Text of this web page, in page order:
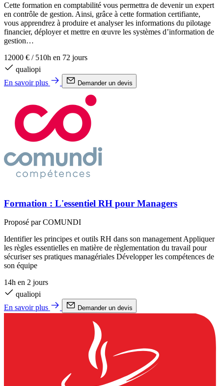
Cette formation en comptabilité vous permettra de devenir un expert
en contrôle de gestion. Ainsi, grâce à cette formation certifiante,
vous apprendrez à produire et analyser les informations du pilotage
financier, déployer et mettre en œuvre les systèmes d’information de
gestion…
12000 € / 510h en 72 jours
qualiopi
En savoir plus
Demander un devis
Formation : L'essentiel RH pour Managers
Proposé par COMUNDI
Identifier les principes et outils RH dans son management Appliquer
les règles essentielles en matière de règlementation du travail pour
sécuriser ses pratiques managériales Développer les compétences de
son équipe
14h en 2 jours
qualiopi
En savoir plus
Demander un devis